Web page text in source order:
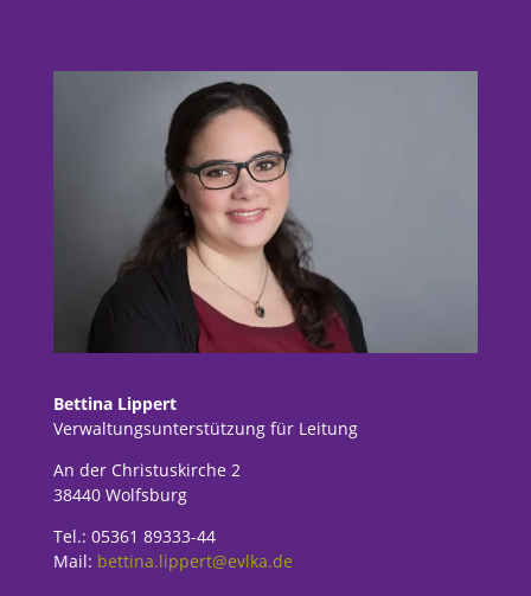
Bettina Lippert
Verwaltungsunterstützung für Leitung
An der Christuskirche 2
38440 Wolfsburg
Tel.: 05361 89333-44
Mail: bettina.lippert@evlka.de